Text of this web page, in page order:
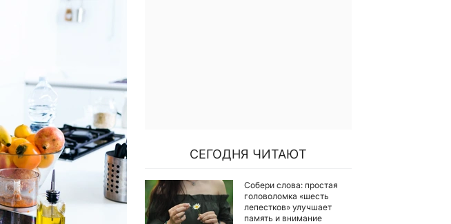
СЕГОДНЯ ЧИТАЮТ
Собери слова: простая
головоломка «шесть
лепестков» улучшает
память и внимание